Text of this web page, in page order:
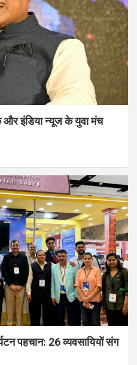
और इंडिया न्यूज के युवा मंच
पहचान: 26 व्यवसायियों संग